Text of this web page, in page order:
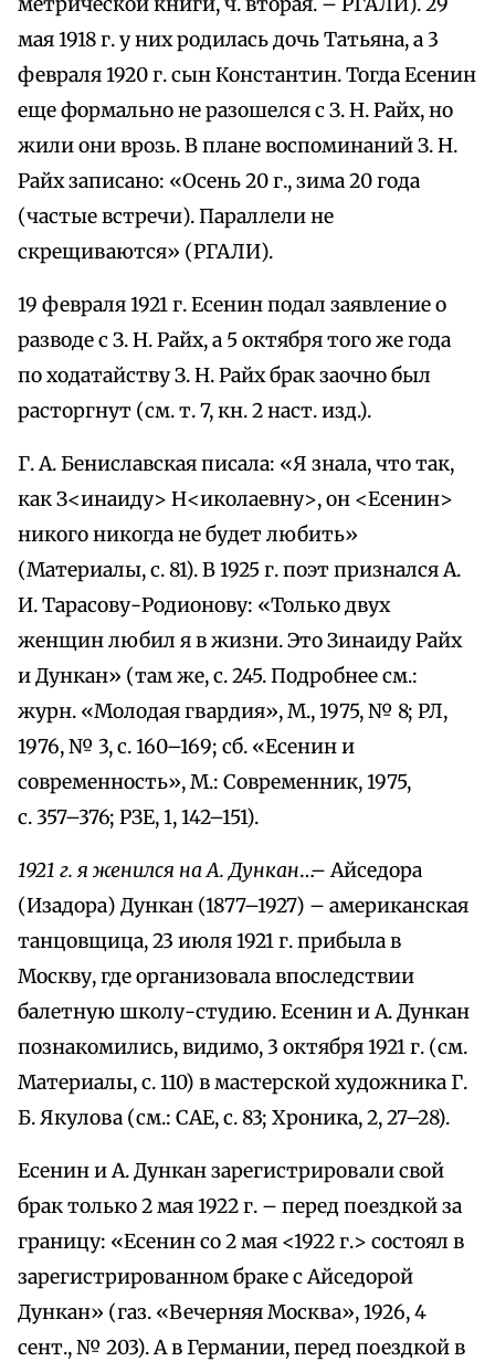
мая 1918 г. у них родилась дочь Татьяна, а 3
февраля 1920 г. сын Константин. Тогда Есенин
еще формально не разошелся с З. Н. Райх, но
жили они врозь. В плане воспоминаний З. Н.
Райх записано: «Осень 20 г., зима 20 года
(частые встречи). Параллели не
скрещиваются» (РГАЛИ).
19 февраля 1921 г. Есенин подал заявление о
разводе с З. Н. Райх, а 5 октября того же года
по ходатайству З. Н. Райх брак заочно был
расторгнут (см. т. 7, кн. 2 наст. изд.).
Г. А. Бениславская писала: «Я знала, что так,
как З<инаиду> Н<иколаевну>, он <Есенин>
никого никогда не будет любить»
(Материалы, с. 81). В 1925 г. поэт признался А.
И. Тарасову-Родионову: «Только двух
женщин любил я в жизни. Это Зинаиду Райх
и Дункан» (там же, с. 245. Подробнее см.:
журн. «Молодая гвардия», М., 1975, № 8; РЛ,
1976, № 3, с. 160–169; сб. «Есенин и
современность», М.: Современник, 1975,
с. 357–376; РЗЕ, 1, 142–151).
1921 г. я женился на А. Дункан…– Айседора
(Изадора) Дункан (1877–1927) – американская
танцовщица, 23 июля 1921 г. прибыла в
Москву, где организовала впоследствии
балетную школу-студию. Есенин и А. Дункан
познакомились, видимо, 3 октября 1921 г. (см.
Материалы, с. 110) в мастерской художника Г.
Б. Якулова (см.: САЕ, с. 83; Хроника, 2, 27–28).
Есенин и А. Дункан зарегистрировали свой
брак только 2 мая 1922 г. – перед поездкой за
границу: «Есенин со 2 мая <1922 г.> состоял в
зарегистрированном браке с Айседорой
Дункан» (газ. «Вечерняя Москва», 1926, 4
сент., № 203). А в Германии, перед поездкой в